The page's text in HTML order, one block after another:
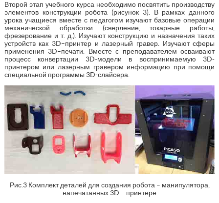
Второй этап учебного курса необходимо посвятить производству
элементов конструкции робота (рисунок 3). В рамках данного
урока учащиеся вместе с педагогом изучают базовые операции
механической обработки (сверление, токарные работы,
фрезерование и т. д.). Изучают конструкцию и назначения таких
устройств как 3D–принтер и лазерный гравер. Изучают сферы
применения 3D–печати. Вместе с преподавателем осваивают
процесс конвертации 3D-модели в воспринимаемую 3D-
принтером или лазерным гравером информацию при помощи
специальной программы 3D-слайсера.
Рис.3 Комплект деталей для создания робота – манипулятора,
напечатанных 3D – принтере